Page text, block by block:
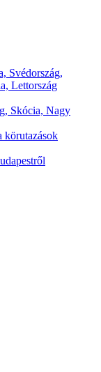
Svédország,
Lettország
Skócia, Nagy
körutazások